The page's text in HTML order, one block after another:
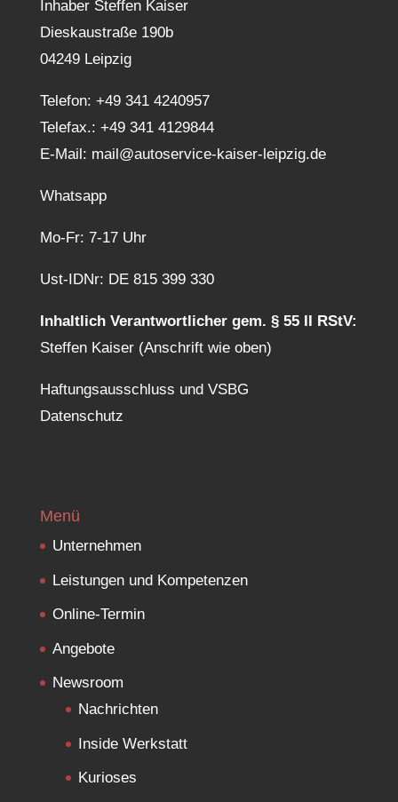
Inhaber Steffen Kaiser
Dieskaustraße 190b
04249 Leipzig
Telefon: +49 341 4240957
Telefax.: +49 341 4129844
E-Mail: mail@autoservice-kaiser-leipzig.de
Whatsapp
Mo-Fr: 7-17 Uhr
Ust-IDNr: DE 815 399 330
Inhaltlich Verantwortlicher gem. § 55 II RStV:
Steffen Kaiser (Anschrift wie oben)
Haftungsausschluss und VSBG
Datenschutz
Menü
Unternehmen
Leistungen und Kompetenzen
Online-Termin
Angebote
Newsroom
Nachrichten
Inside Werkstatt
Kurioses